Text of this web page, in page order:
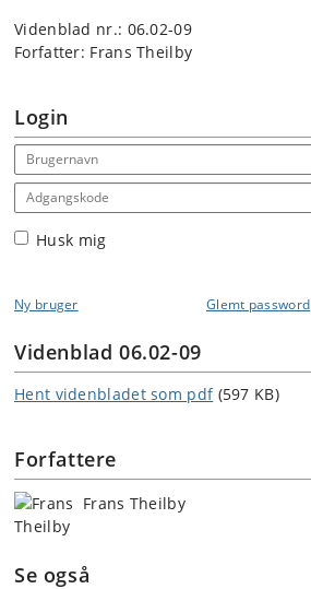
Videnblad nr.: 06.02-09
Forfatter: Frans Theilby
Login
Email address
Adgangskode
Husk mig
Ny bruger
Glemt password
Videnblad 06.02-09
Hent videnbladet som pdf (597 KB)
Forfattere
Frans Theilby
Se også